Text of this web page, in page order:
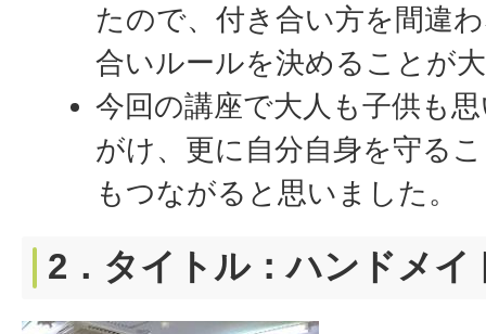
たので、付き合い方を間違
合いルールを決めることが
今回の講座で大人も子供も
がけ、更に自分自身を守る
もつながると思いました。
2．タイトル：ハンドメイ